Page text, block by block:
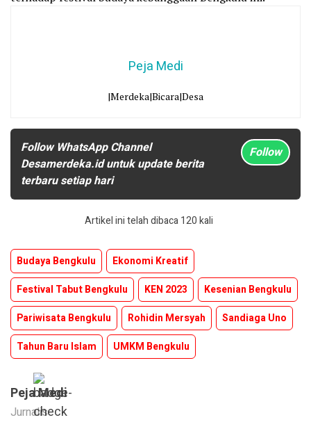
Peja Medi
|Merdeka|Bicara|Desa
Follow WhatsApp Channel
Desamerdeka.id untuk update berita
terbaru setiap hari
Follow
Artikel ini telah dibaca 120 kali
Budaya Bengkulu
Ekonomi Kreatif
Festival Tabut Bengkulu
KEN 2023
Kesenian Bengkulu
Pariwisata Bengkulu
Rohidin Mersyah
Sandiaga Uno
Tahun Baru Islam
UMKM Bengkulu
Peja Medi
Jurnalis